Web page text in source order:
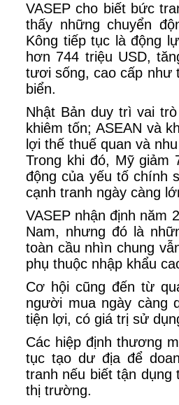
VASEP cho biết bức
thấy những chuyển
Kông tiếp tục là động
hơn 744 triệu USD,
tươi sống, cao cấp như
biển.
Nhật Bản duy trì vai
khiêm tốn; ASEAN và
lợi thế thuế quan và
Trong khi đó, Mỹ giảm
động của yếu tố chính
cạnh tranh ngày càng
VASEP nhận định năm
Nam, nhưng đó là
toàn cầu nhìn chung
phụ thuộc nhập khẩu
Cơ hội cũng đến từ
người mua ngày càng
tiện lợi, có giá trị sử
Các hiệp định thương
tục tạo dư địa để
tranh nếu biết tận
thị trường.